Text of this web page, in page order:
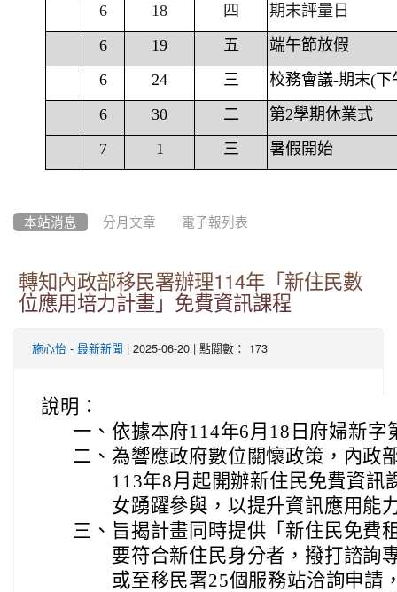
6
18 四
期末評量日
6
19 五
端午節放假
6
24 三
校務會議-期末(下
6
30 二
第2學期休業式
7
1 三 暑假開始
本站消息 分月文章 電子報列表
轉知內政部移民署辦理114年「新住民數
位應用培力計畫」免費資訊課程
施心怡 - 最新新聞 | 2025-06-20 | 點閱數： 173
說明：
一、 依據本府114年6月18日府婦新字
二、 為響應政府數位關懷政策，內政
113年8月起開辦新住民免費資訊
女踴躍參與，以提升資訊應用能
三、 旨揭計畫同時提供「新住民免費
要符合新住民身分者，撥打諮詢
或至移民署25個服務站洽詢申請